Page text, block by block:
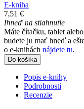
E-kniha
7,51 €
Ihneď na stiahnutie
Máte čítačku, tablet
budete ju mať hneď a
o e-knihách nájdete tu.
Do košíka
Popis e-knihy
Podrobnosti
Recenzie